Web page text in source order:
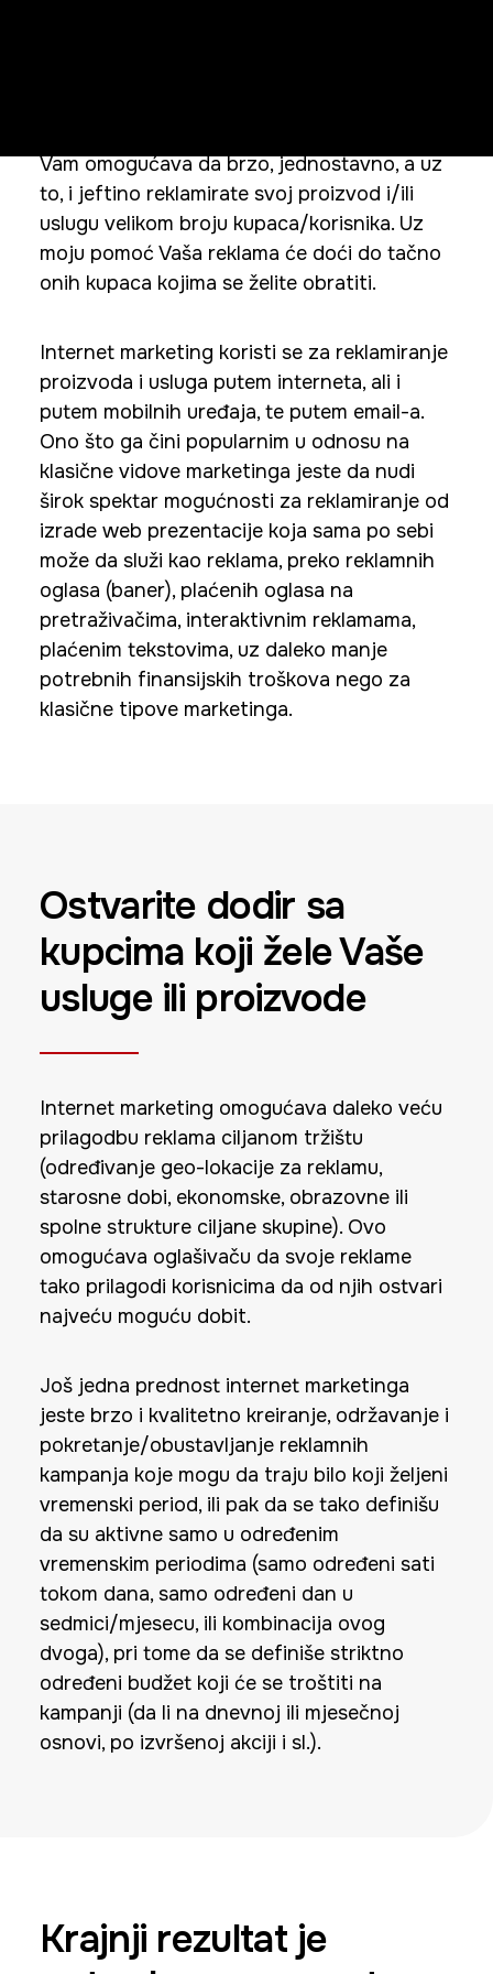
Vam omogućava da brzo, jednostavno, a uz
to, i jeftino reklamirate svoj proizvod i/ili
uslugu velikom broju kupaca/korisnika. Uz
moju pomoć Vaša reklama će doći do tačno
onih kupaca kojima se želite obratiti.
Internet marketing koristi se za reklamiranje
proizvoda i usluga putem interneta, ali i
putem mobilnih uređaja, te putem email-a.
Ono što ga čini popularnim u odnosu na
klasične vidove marketinga jeste da nudi
širok spektar mogućnosti za reklamiranje od
izrade web prezentacije koja sama po sebi
može da služi kao reklama, preko reklamnih
oglasa (baner), plaćenih oglasa na
pretraživačima, interaktivnim reklamama,
plaćenim tekstovima, uz daleko manje
potrebnih finansijskih troškova nego za
klasične tipove marketinga.
Ostvarite dodir sa
kupcima koji žele Vaše
usluge ili proizvode
Internet marketing omogućava daleko veću
prilagodbu reklama ciljanom tržištu
(određivanje geo-lokacije za reklamu,
starosne dobi, ekonomske, obrazovne ili
spolne strukture ciljane skupine). Ovo
omogućava oglašivaču da svoje reklame
tako prilagodi korisnicima da od njih ostvari
najveću moguću dobit.
Još jedna prednost internet marketinga
jeste brzo i kvalitetno kreiranje, održavanje i
pokretanje/obustavljanje reklamnih
kampanja koje mogu da traju bilo koji željeni
vremenski period, ili pak da se tako definišu
da su aktivne samo u određenim
vremenskim periodima (samo određeni sati
tokom dana, samo određeni dan u
sedmici/mjesecu, ili kombinacija ovog
dvoga), pri tome da se definiše striktno
određeni budžet koji će se troštiti na
kampanji (da li na dnevnoj ili mjesečnoj
osnovi, po izvršenoj akciji i sl.).
Krajnji rezultat je